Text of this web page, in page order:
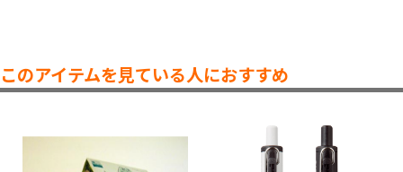
このアイテムを見ている人におすすめ